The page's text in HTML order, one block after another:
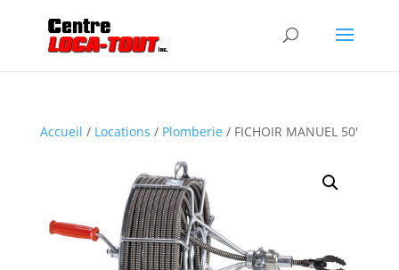
Accueil / Locations / Plomberie / FICHOIR MANUEL 50′